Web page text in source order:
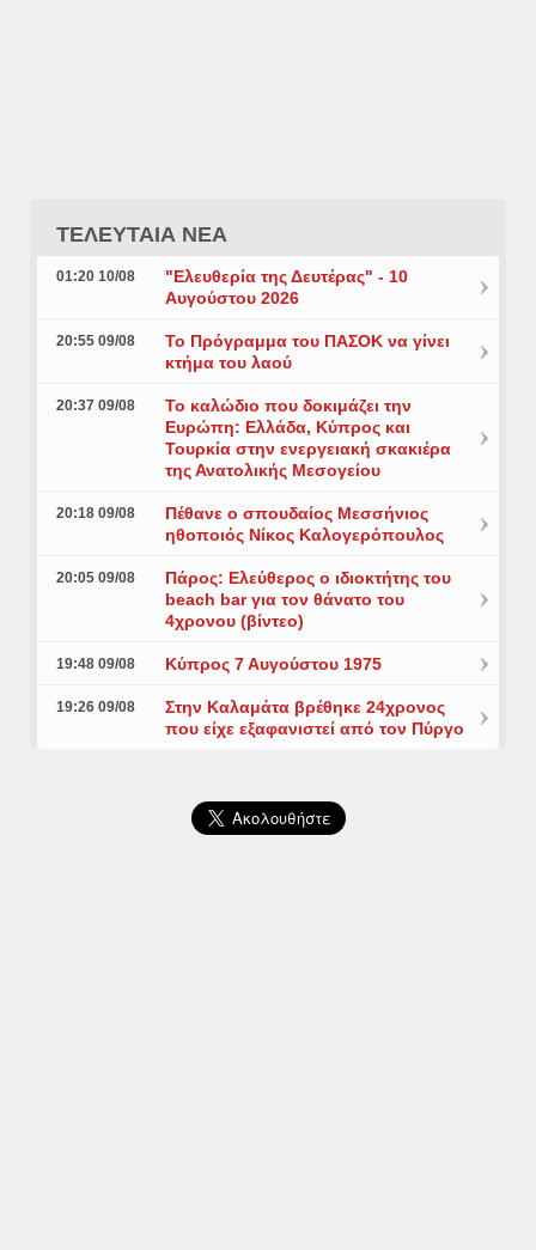
ΤΕΛΕΥΤΑΙΑ ΝΕΑ
01:20 10/08
"Ελευθερία της Δευτέρας" - 10
Αυγούστου 2026
20:55 09/08
Το Πρόγραμμα του ΠΑΣΟΚ να γίνει
κτήμα του λαού
20:37 09/08
Το καλώδιο που δοκιμάζει την
Ευρώπη: Ελλάδα, Κύπρος και
Τουρκία στην ενεργειακή σκακιέρα
της Ανατολικής Μεσογείου
20:18 09/08
Πέθανε ο σπουδαίος Μεσσήνιος
ηθοποιός Νίκος Καλογερόπουλος
20:05 09/08
Πάρος: Ελεύθερος ο ιδιοκτήτης του
beach bar για τον θάνατο του
4χρονου (βίντεο)
19:48 09/08 Κύπρος 7 Αυγούστου 1975
19:26 09/08
Στην Καλαμάτα βρέθηκε 24χρονος
που είχε εξαφανιστεί από τον Πύργο